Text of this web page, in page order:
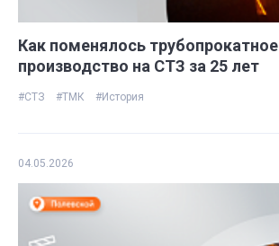
Как поменялось трубопрокатное
производство на СТЗ за 25 лет
#СТЗ #ТМК #История
04.05.2026